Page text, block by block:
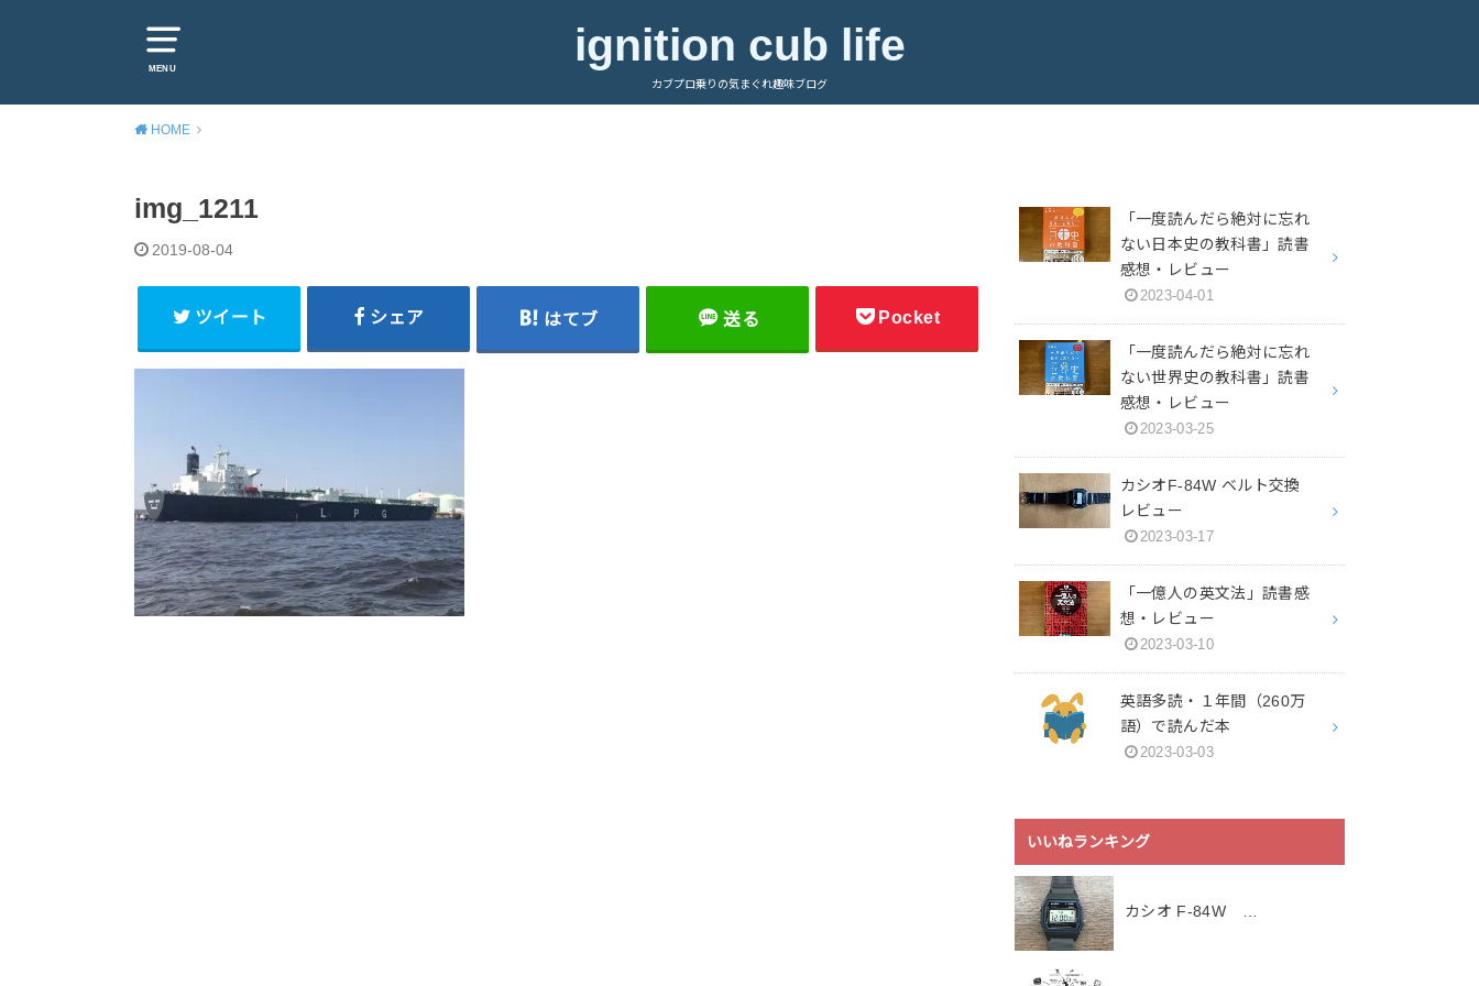
MENU ignition cub life
カブプロ乗りの気まぐれ趣味ブログ
HOME
img_1211
2019-08-04
ツイート シェア はてブ 送る Pocket
「一度読んだら絶対に忘れ
ない日本史の教科書」読書
感想・レビュー
2023-04-01
「一度読んだら絶対に忘れ
ない世界史の教科書」読書
感想・レビュー
2023-03-25
カシオF-84W ベルト交換
レビュー
2023-03-17
「一億人の英文法」読書感
想・レビュー
2023-03-10
英語多読・１年間（260万
語）で読んだ本
2023-03-03
いいねランキング
カシオ F-84W …